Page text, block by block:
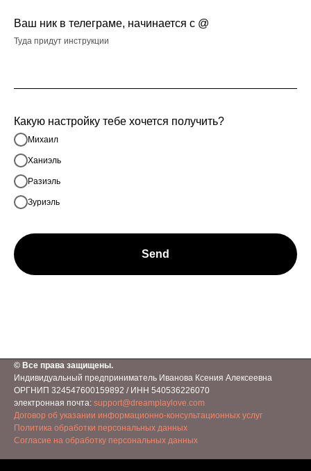
Ваш ник в телеграме, начинается с @
Туда придут инструкции
Какую настройку тебе хочется получить?
Михаил
Ханиэль
Разиэль
Зуриэль
Send
© Все права защищены.
Индивидуальный предприниматель Иванова Ксения Алексеевна
ОРГНИП 324547600159892 / ИНН 540536226070
электронная почта: support@dreamplaylove.com
Договор об указании информационно-консультационных услуг
Политика обработки персональных данных
Согласие на обработку персональных данных